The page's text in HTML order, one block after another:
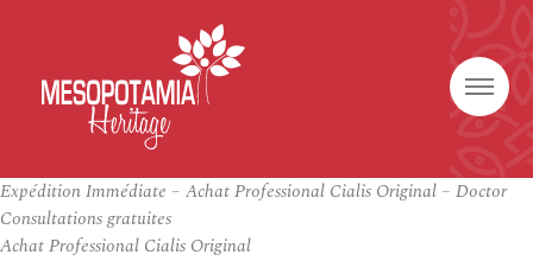
Expédition Immédiate – Achat Professional Cialis Original – Doctor
Consultations gratuites
Achat Professional Cialis Original